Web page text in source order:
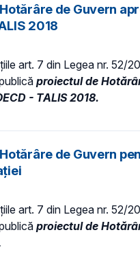
de Guvern
2018
art. 7 din Legea nr. 52/
proiectul de
- TALIS 2018.
de Guvern
art. 7 din Legea nr. 52/
proiectul de